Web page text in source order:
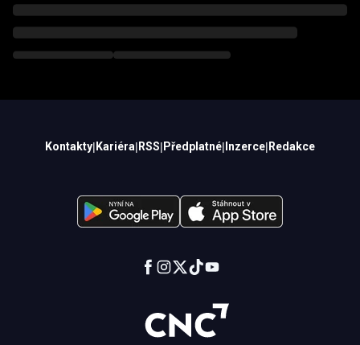
Kontakty| Kariéra| RSS| Předplatné| Inzerce| Redakce